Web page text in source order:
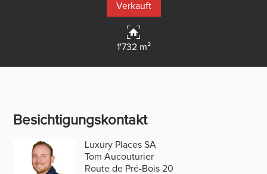
Verkauft
1'732 m²
Besichtigungskontakt
Luxury Places SA
Tom Aucouturier
Route de Pré-Bois 20